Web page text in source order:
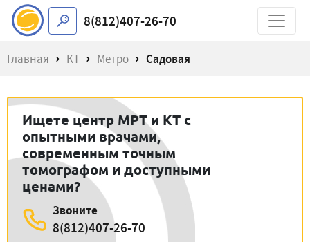
8(812)407-26-70
Главная КТ Метро Садовая
Ищете центр МРТ и КТ с
опытными врачами,
современным точным
томографом и доступными
ценами?
Звоните
8(812)407-26-70